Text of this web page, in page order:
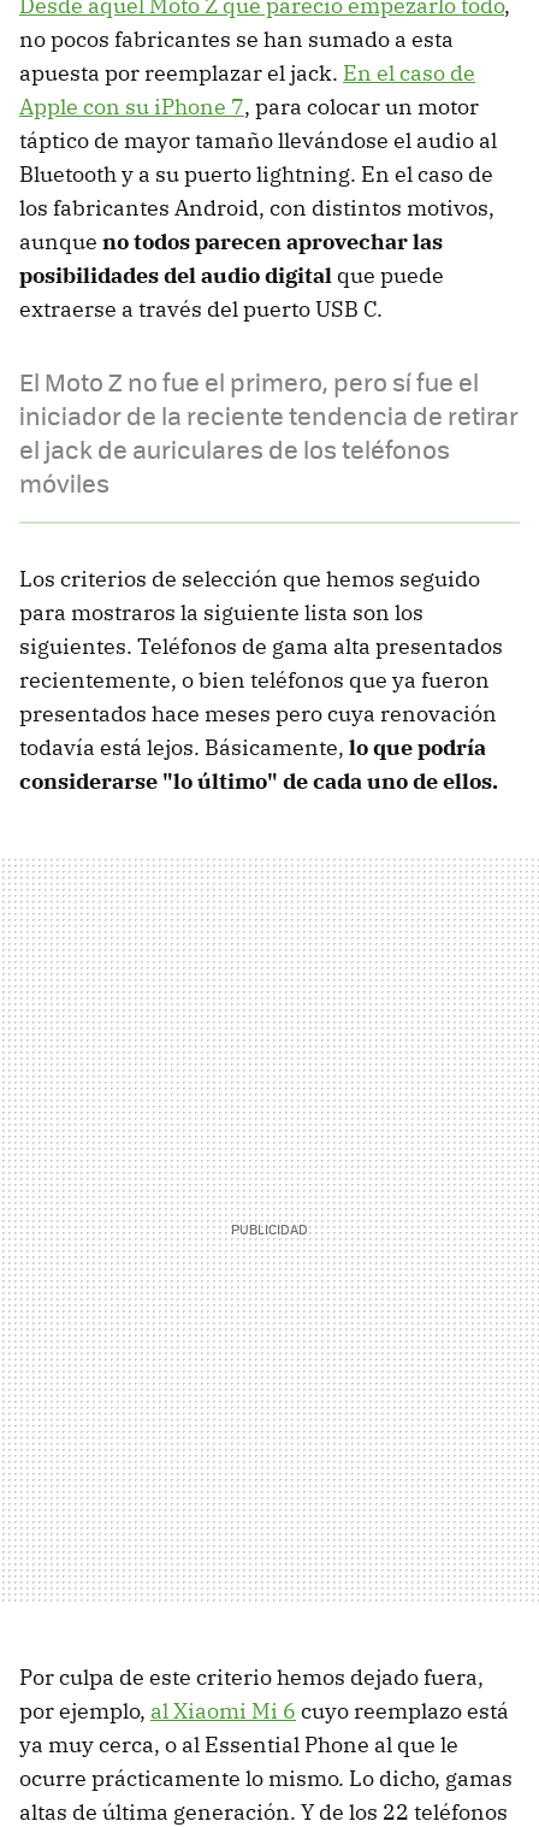
no pocos fabricantes se han sumado a esta
apuesta por reemplazar el jack. En el caso de
Apple con su iPhone 7, para colocar un motor
táptico de mayor tamaño llevándose el audio al
Bluetooth y a su puerto lightning. En el caso de
los fabricantes Android, con distintos motivos,
aunque no todos parecen aprovechar las
posibilidades del audio digital que puede
extraerse a través del puerto USB C.
El Moto Z no fue el primero, pero sí fue el
iniciador de la reciente tendencia de retirar
el jack de auriculares de los teléfonos
móviles
Los criterios de selección que hemos seguido
para mostraros la siguiente lista son los
siguientes. Teléfonos de gama alta presentados
recientemente, o bien teléfonos que ya fueron
presentados hace meses pero cuya renovación
todavía está lejos. Básicamente, lo que podría
considerarse "lo último" de cada uno de ellos.
Por culpa de este criterio hemos dejado fuera,
por ejemplo, al Xiaomi Mi 6 cuyo reemplazo está
ya muy cerca, o al Essential Phone al que le
ocurre prácticamente lo mismo. Lo dicho, gamas
altas de última generación. Y de los 22 teléfonos